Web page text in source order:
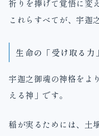
祈りを捧げて覚悟に変
これらすべてが、宇迦
生命の「受け取る力
宇迦之御魂の神格をよ
える神」です。
稲が実るためには、土